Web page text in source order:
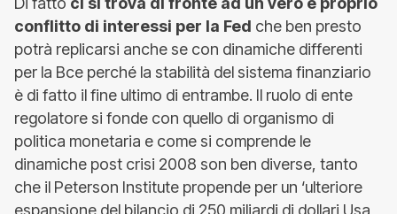
conflitto di interessi per la Fed che ben presto
potrà replicarsi anche se con dinamiche differenti
per la Bce perché la stabilità del sistema finanziario
è di fatto il fine ultimo di entrambe. Il ruolo di ente
regolatore si fonde con quello di organismo di
politica monetaria e come si comprende le
dinamiche post crisi 2008 son ben diverse, tanto
che il Peterson Institute propende per un ‘ulteriore
espansione del bilancio di 250 miliardi di dollari Usa